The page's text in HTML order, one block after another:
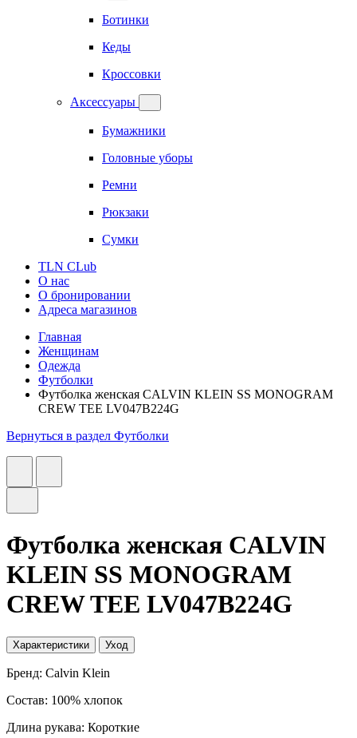
Ботинки
Кеды
Кроссовки
Аксессуары
Бумажники
Головные уборы
Ремни
Рюкзаки
Сумки
TLN CLub
О нас
О бронировании
Адреса магазинов
Главная
Женщинам
Одежда
Футболки
Футболка женская CALVIN KLEIN SS MONOGRAM
CREW TEE LV047B224G
Вернуться в раздел Футболки
Футболка женская CALVIN
KLEIN SS MONOGRAM
CREW TEE LV047B224G
Характеристики Уход
Бренд: Calvin Klein
Состав: 100% хлопок
Длина рукава: Короткие